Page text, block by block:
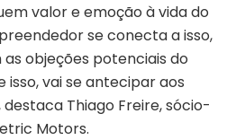
valor e emoção à vida do
se conecta a isso,
objeções potenciais do
isso, vai se antecipar aos
Thiago Freire, sócio-
Motors.